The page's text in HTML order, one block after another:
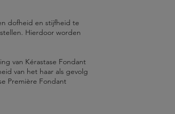
dofheid en stijfheid te
Hierdoor worden
van Kérastase Fondant
van het haar als gevolg
Première Fondant